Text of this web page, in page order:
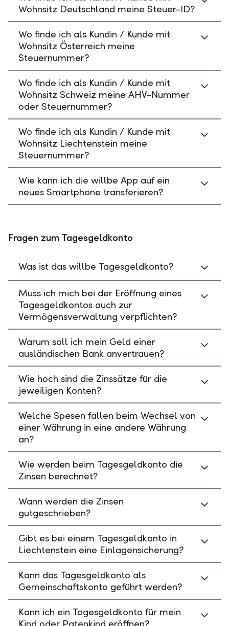
Wohnsitz Deutschland meine Steuer-ID?
Wo finde ich als Kundin / Kunde mit
Wohnsitz Österreich meine
Steuernummer?
Wo finde ich als Kundin / Kunde mit
Wohnsitz Schweiz meine AHV-Nummer
oder Steuernummer?
Wo finde ich als Kundin / Kunde mit
Wohnsitz Liechtenstein meine
Steuernummer?
Wie kann ich die willbe App auf ein
neues Smartphone transferieren?
Fragen zum Tagesgeldkonto
Was ist das willbe Tagesgeldkonto?
Muss ich mich bei der Eröffnung eines
Tagesgeldkontos auch zur
Vermögensverwaltung verpflichten?
Warum soll ich mein Geld einer
ausländischen Bank anvertrauen?
Wie hoch sind die Zinssätze für die
jeweiligen Konten?
Welche Spesen fallen beim Wechsel von
einer Währung in eine andere Währung
an?
Wie werden beim Tagesgeldkonto die
Zinsen berechnet?
Wann werden die Zinsen
gutgeschrieben?
Gibt es bei einem Tagesgeldkonto in
Liechtenstein eine Einlagensicherung?
Kann das Tagesgeldkonto als
Gemeinschaftskonto geführt werden?
Kann ich ein Tagesgeldkonto für mein